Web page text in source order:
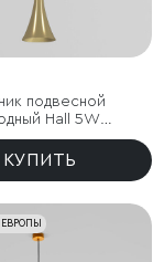
подвесной
Hall 5W
КУПИТЬ
ЕВРОПЫ